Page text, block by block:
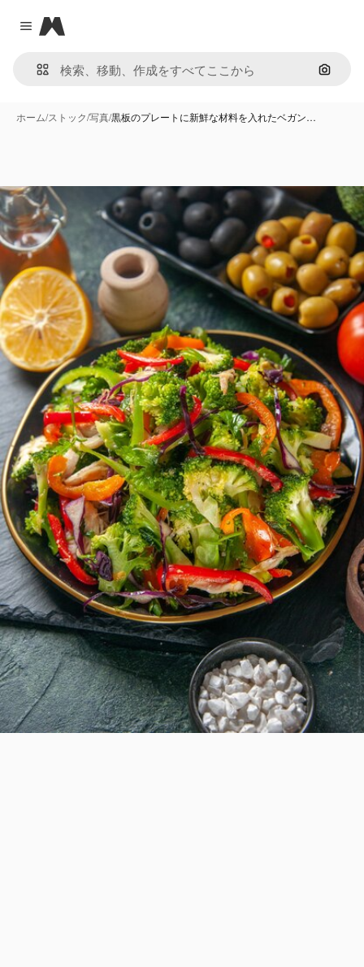
Close menu
Magnific
画像で
ホーム/ストック/写真/黒板のプレートに新鮮な材料を入れたベガン…